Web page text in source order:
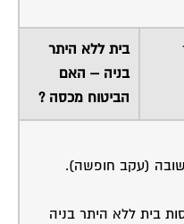
בית ללא היתר
בניה – האם
הביטוח מכסה ?
(עקב חופשה).
בית ללא היתר בניה